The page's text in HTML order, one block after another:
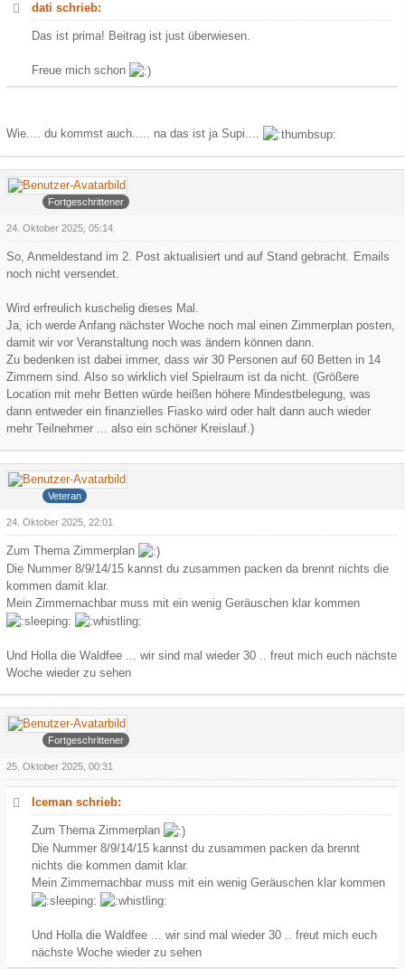
dati schrieb:
Das ist prima! Beitrag ist just überwiesen.
Freue mich schon
Wie.... du kommst auch..... na das ist ja Supi....
Arowa
Fortgeschrittener
24. Oktober 2025, 05:14
So, Anmeldestand im 2. Post aktualisiert und auf Stand gebracht. Emails
noch nicht versendet.
Wird erfreulich kuschelig dieses Mal.
Ja, ich werde Anfang nächster Woche noch mal einen Zimmerplan posten,
damit wir vor Veranstaltung noch was ändern können dann.
Zu bedenken ist dabei immer, dass wir 30 Personen auf 60 Betten in 14
Zimmern sind. Also so wirklich viel Spielraum ist da nicht. (Größere
Location mit mehr Betten würde heißen höhere Mindestbelegung, was
dann entweder ein finanzielles Fiasko wird oder halt dann auch wieder
mehr Teilnehmer ... also ein schöner Kreislauf.)
Iceman
Veteran
24. Oktober 2025, 22:01
Zum Thema Zimmerplan
Die Nummer 8/9/14/15 kannst du zusammen packen da brennt nichts die
kommen damit klar.
Mein Zimmernachbar muss mit ein wenig Geräuschen klar kommen
Und Holla die Waldfee ... wir sind mal wieder 30 .. freut mich euch nächste
Woche wieder zu sehen
Arowa
Fortgeschrittener
25. Oktober 2025, 00:31
Iceman schrieb:
Zum Thema Zimmerplan
Die Nummer 8/9/14/15 kannst du zusammen packen da brennt
nichts die kommen damit klar.
Mein Zimmernachbar muss mit ein wenig Geräuschen klar kommen
Und Holla die Waldfee ... wir sind mal wieder 30 .. freut mich euch
nächste Woche wieder zu sehen